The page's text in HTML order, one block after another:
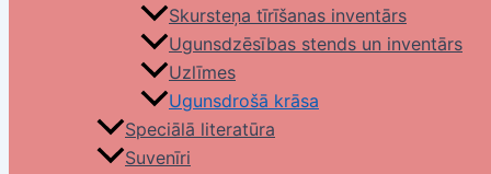
Skursteņa tīrīšanas inventārs
Ugunsdzēsības stends un inventārs
Uzlīmes
Ugunsdrošā krāsa
Speciālā literatūra
Suvenīri